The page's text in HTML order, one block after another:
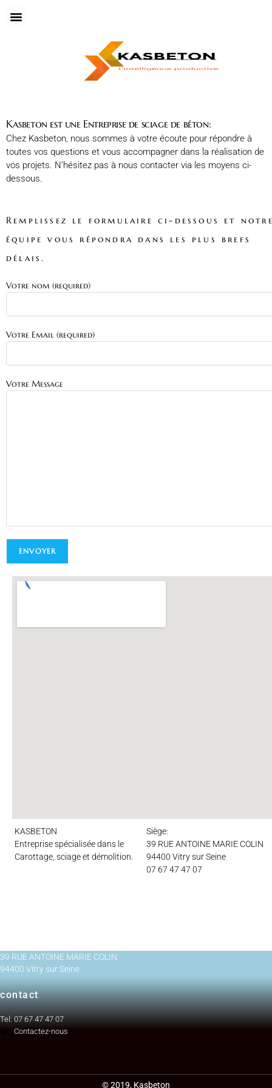
Kasbeton est une Entreprise de sciage de béton:
Chez Kasbeton, nous sommes à votre écoute pour répondre à
toutes vos questions et vous accompagner dans la réalisation de
vos projets. N’hésitez pas à nous contacter via les moyens ci-
dessous.
Remplissez le formulaire ci-dessous et
équipe vous répondra dans les plus brefs
délais.
Votre nom (required)
Votre Email (required)
Votre Message
KASBETON
Entreprise spécialisée dans le
Carottage, sciage et démolition.
Siège:
39 RUE ANTOINE MARIE COLIN
94400 Vitry sur Seine
07 67 47 47 07
39 RUE ANTOINE MARIE COLIN
94400 Vitry sur Seine
contact
Tel: 07 67 47 47 07
Contactez-nous
© 2019, Kasbeton